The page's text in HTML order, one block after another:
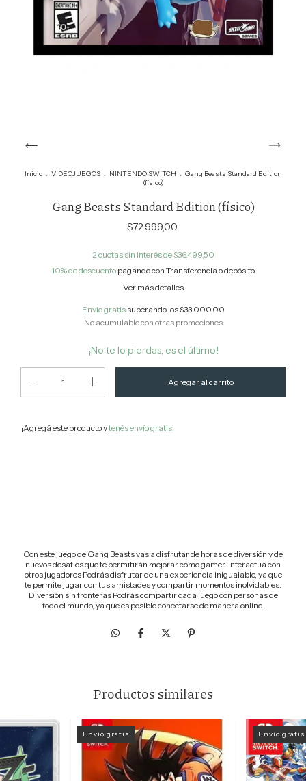
Inicio . VIDEOJUEGOS . NINTENDO SWITCH . Gang Beasts Standard Edition
(físico)
Gang Beasts Standard Edition (físico)
$72.999,00
2 cuotas sin interés de $36.499,50
10% de descuento pagando con Transferencia o depósito
Ver más detalles
Envío gratis superando los$33.000,00
No acumulable con otras promociones
¡No te lo pierdas, es el último!
¡Agregá este producto ytenés envío gratis!
Con este juego de Gang Beasts vas a disfrutar de horas de diversión y de
nuevos desafíos que te permitirán mejorar como gamer. Interactuá con
otros jugadores Podrás disfrutar de una experiencia inigualable, ya que
te permite jugar con tus amistades y compartir momentos inolvidables.
Diversión sin fronteras Podrás compartir cada juego con personas de
todo el mundo, ya que es posible conectarse de manera online.
Productos similares
Envío gratis Envío gratis